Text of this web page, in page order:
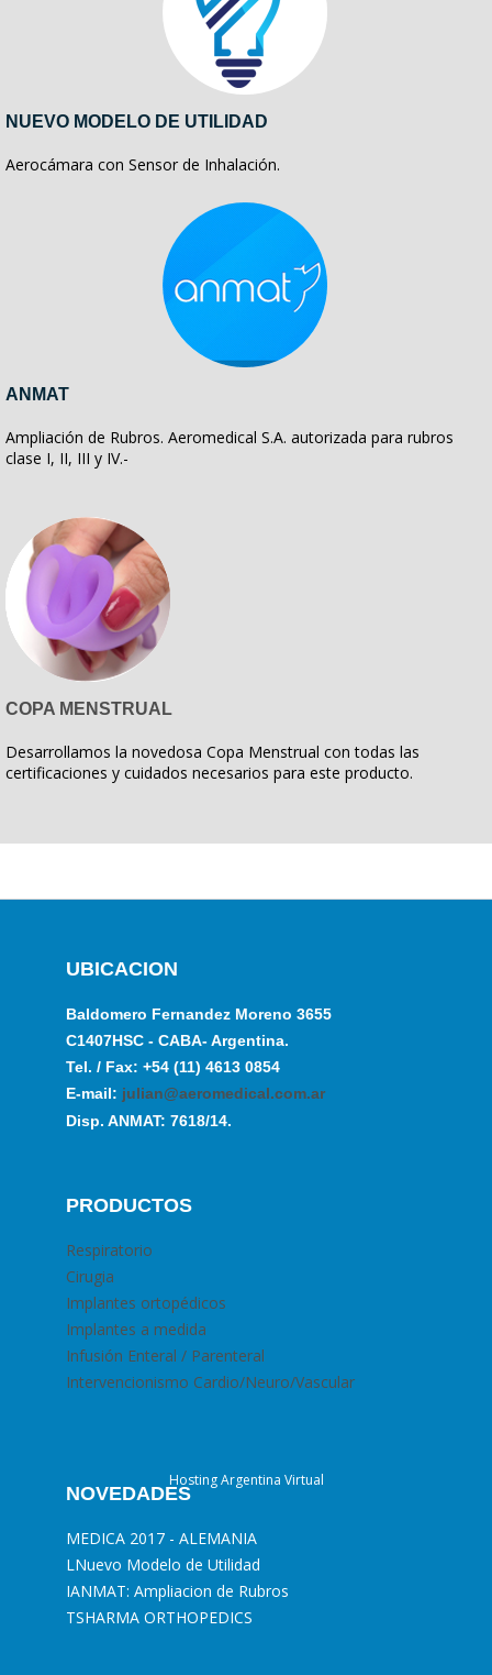
NUEVO MODELO DE UTILIDAD
Aerocámara con Sensor de Inhalación.
ANMAT
Ampliación de Rubros. Aeromedical S.A. autorizada para rubros
clase I, II, III y IV.-
COPA MENSTRUAL
Desarrollamos la novedosa Copa Menstrual con todas las
certificaciones y cuidados necesarios para este producto.
UBICACION
Baldomero Fernandez Moreno 3655
C1407HSC - CABA- Argentina.
Tel. / Fax: +54 (11) 4613 0854
E-mail: julian@aeromedical.com.ar
Disp. ANMAT: 7618/14.
PRODUCTOS
Respiratorio
Cirugia
Implantes ortopédicos
Implantes a medida
Infusión Enteral / Parenteral
Intervencionismo Cardio/Neuro/Vascular
NOVEDADES
MEDICA 2017 - ALEMANIA
LNuevo Modelo de Utilidad
IANMAT: Ampliacion de Rubros
TSHARMA ORTHOPEDICS
Hosting Argentina Virtual